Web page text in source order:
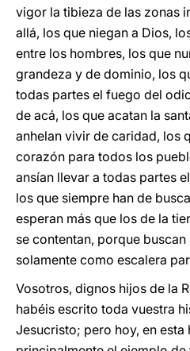
vigor la tibieza de las zonas
allá, los que niegan a Dios,
entre los hombres, los que
grandeza y de dominio, los
todas partes el fuego del
de acá, los que acatan la
anhelan vivir de caridad, los
corazón para todos los
ansían llevar a todas partes
los que siempre han de
esperan más que los de la
se contentan, porque
solamente como escalera
Vosotros, dignos hijos de la
habéis escrito toda vuestra
Jesucristo; pero hoy, en